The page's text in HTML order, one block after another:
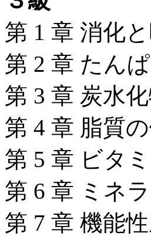
第 1 章 消化
第 2 章 たん
第 3 章 炭水
第 4 章 脂質
第 5 章 ビタ
第 6 章 ミネ
第 7 章 機能